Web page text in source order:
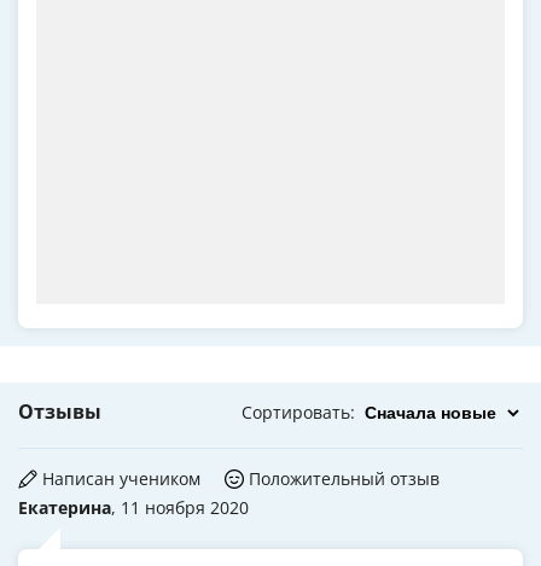
Отзывы Сортировать:
Екатерина, 11 ноября 2020
Написан учеником Положительный отзыв